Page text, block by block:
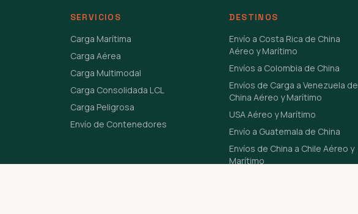
SERVICIOS
Carga Marítima
Carga Aérea
Carga Multimodal
Carga Consolidada LCL
Carga Peligrosa
Envío de Contenedores
DESTINOS
Envío a Costa Rica de China
Aéreo y Marítimo
Envíos a Colombia de China
Envíos de Carga a Venezuela de
China Aéreo y Marítimo
USA Aéreo y Marítimo
Envío a Guatemala de China
Envíos de China a Chile Aéreo y
Marítimo